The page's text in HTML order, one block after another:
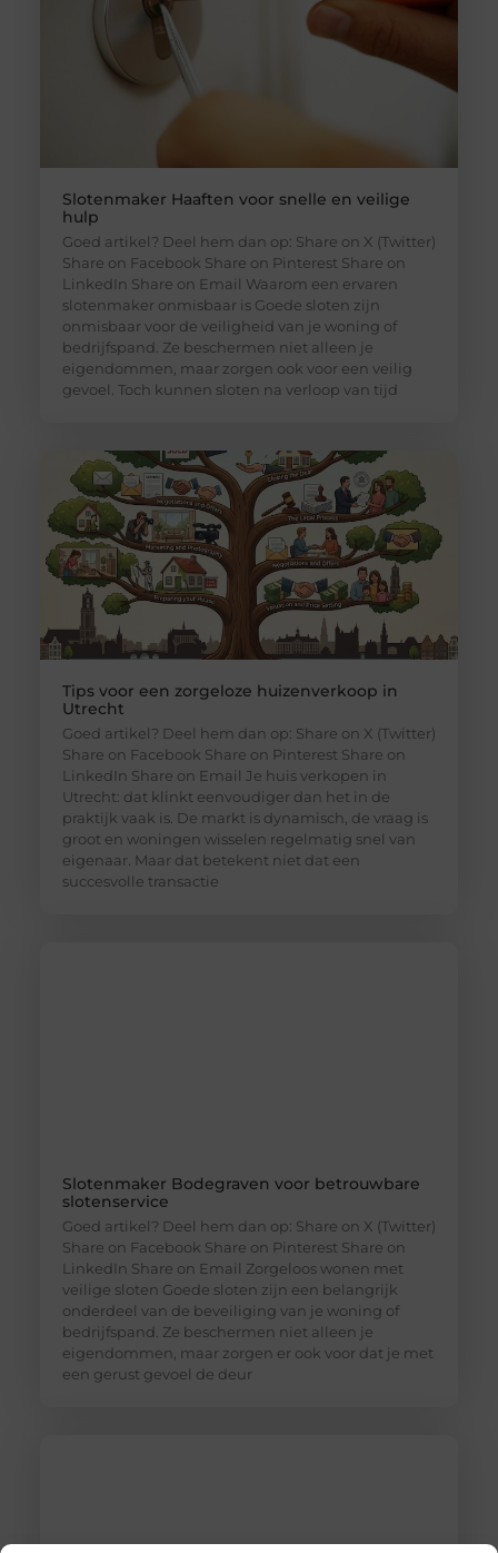
Slotenmaker Haaften voor snelle en veilige
hulp
Goed artikel? Deel hem dan op: Share on X (Twitter)
Share on Facebook Share on Pinterest Share on
LinkedIn Share on Email Waarom een ervaren
slotenmaker onmisbaar is Goede sloten zijn
onmisbaar voor de veiligheid van je woning of
bedrijfspand. Ze beschermen niet alleen je
eigendommen, maar zorgen ook voor een veilig
gevoel. Toch kunnen sloten na verloop van tijd
Tips voor een zorgeloze huizenverkoop in
Utrecht
Goed artikel? Deel hem dan op: Share on X (Twitter)
Share on Facebook Share on Pinterest Share on
LinkedIn Share on Email Je huis verkopen in
Utrecht: dat klinkt eenvoudiger dan het in de
praktijk vaak is. De markt is dynamisch, de vraag is
groot en woningen wisselen regelmatig snel van
eigenaar. Maar dat betekent niet dat een
succesvolle transactie
Slotenmaker Bodegraven voor betrouwbare
slotenservice
Goed artikel? Deel hem dan op: Share on X (Twitter)
Share on Facebook Share on Pinterest Share on
LinkedIn Share on Email Zorgeloos wonen met
veilige sloten Goede sloten zijn een belangrijk
onderdeel van de beveiliging van je woning of
bedrijfspand. Ze beschermen niet alleen je
eigendommen, maar zorgen er ook voor dat je met
een gerust gevoel de deur